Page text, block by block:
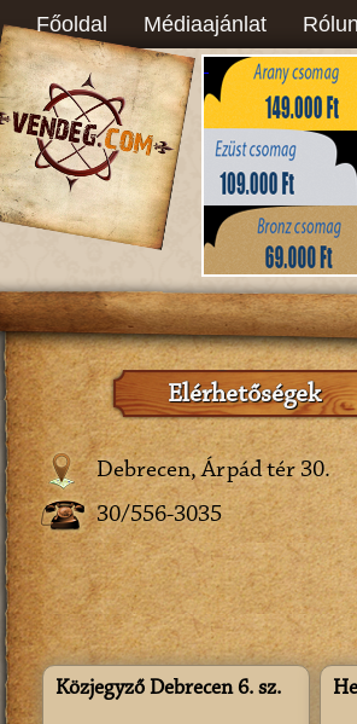
Főoldal Médiaajánlat
Elérhetőségek
Debrecen, Árpád tér 30.
30/556-3035
Közjegyző Debrecen 6. sz.